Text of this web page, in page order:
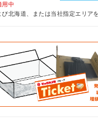
用中
北海道、または当社指定エリア